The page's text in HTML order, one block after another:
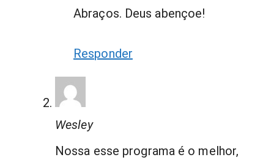
Abraços. Deus abençoe!
Responder
Wesley
Nossa esse programa é o melhor,